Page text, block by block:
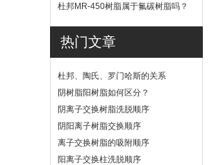
杜邦MR-450树脂属于氟碳树脂吗？
热门文章
杜邦、陶氏、罗门哈斯的关系
阴树脂阳树脂如何区分？
阴离子交换树脂洗脱顺序
阴阳离子树脂交换顺序
离子交换树脂的吸附顺序
阳离子交换柱洗脱顺序